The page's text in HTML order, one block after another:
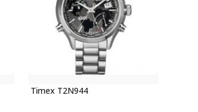
Timex T2N944